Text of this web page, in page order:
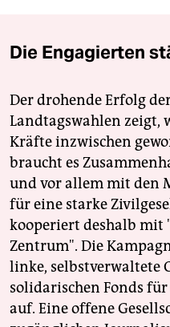
Die Engagierten
Der drohende Erfolg
Landtagswahlen zeigt,
Kräfte inzwischen
braucht es
und vor allem mit den
für eine starke
kooperiert deshalb mit
Zentrum". Die
linke, selbstverwaltete
solidarischen Fonds
auf. Eine offene